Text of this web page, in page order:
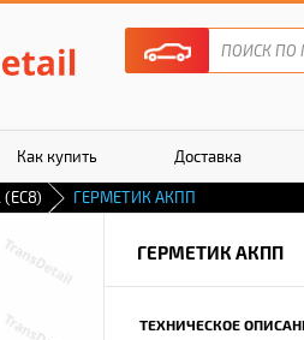
Как купить Доставка
ГЕРМЕТИК АКПП
ГЕРМЕТИК АКПП
ТЕХНИЧЕСКОЕ